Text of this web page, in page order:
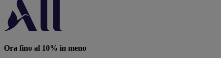
Ora fino al 10% in meno